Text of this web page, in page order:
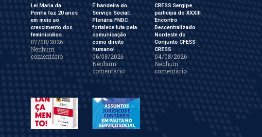
Lei Maria da
Penha faz 20 anos
em meio ao
crescimento dos
feminicídios
07/08/2026
Nenhum
comentário
É bandeira do
Serviço Social:
Plenária FNDC
fortalece luta pela
comunicação
como direito
humano!
06/08/2026
Nenhum
comentário
CRESS Sergipe
participa do XXXIII
Encontro
Descentralizado
Nordeste do
Conjunto CFESS-
CRESS
04/08/2026
Nenhum
comentário